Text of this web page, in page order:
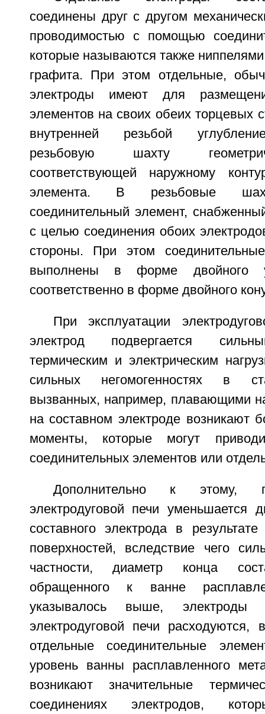
соединены друг с другом
проводимостью с помощью
которые называются также
графита. При этом отдельные,
электроды имеют для
элементов на своих обеих торцевых
внутренней резьбой
резьбовую шахту
соответствующей наружному
элемента. В резьбовые
соединительный элемент,
с целью соединения обоих
стороны. При этом
выполнены в форме двойного
соответственно в форме двойного
При эксплуатации
электрод подвергается
термическим и электрическим
сильных негомогенностях в
вызванных, например, плавающими
на составном электроде возникают
моменты, которые могут
соединительных элементов или
Дополнительно к этому,
электродуговой печи уменьшается
составного электрода в
поверхностей, вследствие чего
частности, диаметр конца
обращенного к ванне
указывалось выше, электроды
электродуговой печи расходуются,
отдельные соединительные
уровень ванны расплавленного
возникают значительные
соединениях электродов,